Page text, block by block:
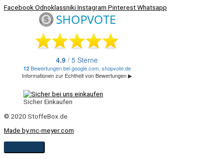
FacebookOdnoklassnikiInstagram PinterestWhatsapp
Sicher Einkaufen
© 2020 StoffeBox.de
Made by mc-meyer.com